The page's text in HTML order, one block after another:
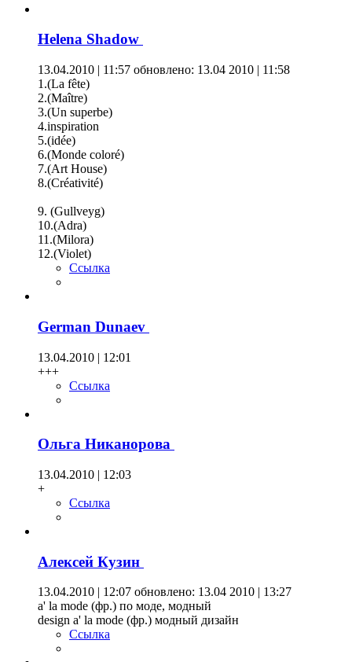
Helena Shadow
13.04.2010 | 11:57 обновлено: 13.04 2010 | 11:58
1.(La fête)
2.(Maître)
3.(Un superbe)
4.inspiration
5.(idée)
6.(Monde coloré)
7.(Art House)
8.(Сréativité)
9. (Gullveyg)
10.(Adra)
11.(Milora)
12.(Violet)
Ссылка
German Dunaev
13.04.2010 | 12:01
+++
Ссылка
Ольга Никанорова
13.04.2010 | 12:03
+
Ссылка
Алексей Кузин
13.04.2010 | 12:07 обновлено: 13.04 2010 | 13:27
а' la mode (фр.) по моде, модный
design a' la mode (фр.) модный дизайн
Ссылка